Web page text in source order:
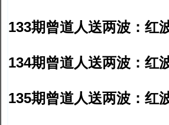
133期曾道人送两波：红
134期曾道人送两波：红
135期曾道人送两波：红